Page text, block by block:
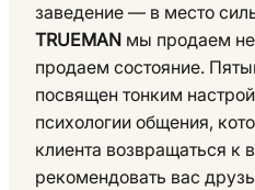
заведение — в место
TRUEMAN мы продаем
продаем состояние.
посвящен тонким
психологии общения,
клиента возвращаться к
рекомендовать вас